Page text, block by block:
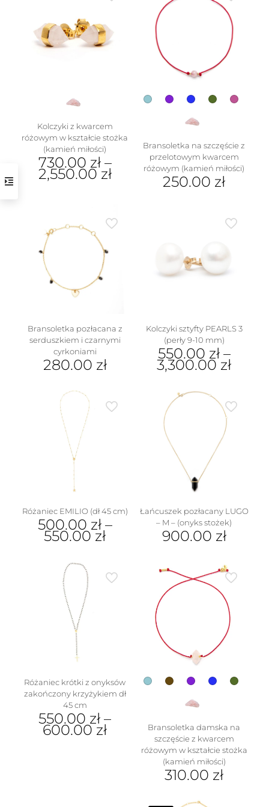
Kolczyki z kwarcem
różowym w kształcie stożka
(kamień miłości)
730.00 zł–
2,550.00 zł
wiele
wariantów.
wybrać
stronie
Bransoletka na szczęście z
przelotowym kwarcem
różowym (kamień miłości)
250.00 zł
Opcje
można
wybrać
Bransoletka pozłacana z
serduszkiem i czarnymi
cyrkoniami
280.00 zł
Kolczyki sztyfty PEARLS 3
(perły 9-10 mm)
550.00 zł–
3,300.00 zł
produkt
wariantów.
można
wybrać
na
stronie
produktu
Różaniec EMILIO (dł 45 cm)
500.00 zł–
550.00 zł
produkt
ma
wiele
wariantów.
Opcje
można
wybrać
na
stronie
produktu
Łańcuszek pozłacany LUGO
– M – (onyks stożek)
900.00 zł
ma
wiele
wariantów.
stronie
produktu
Różaniec krótki z onyksów
zakończony krzyżykiem dł
45 cm
550.00 zł –
600.00 zł
Bransoletka damska na
szczęście z kwarcem
różowym w kształcie stożka
(kamień miłości)
310.00 zł
produkt